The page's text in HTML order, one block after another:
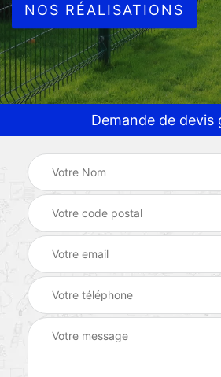
NOS RÉALISATIONS
Demande de devis